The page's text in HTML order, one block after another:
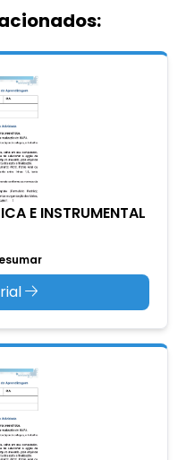
E INSTRUMENTAL